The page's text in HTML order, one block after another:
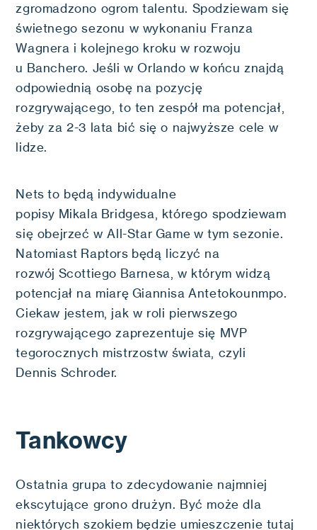
zgromadzono ogrom talentu. Spodziewam się
świetnego sezonu w wykonaniu Franza
Wagnera i kolejnego kroku w rozwoju
u Banchero. Jeśli w Orlando w końcu znajdą
odpowiednią osobę na pozycję
rozgrywającego, to ten zespół ma potencjał,
żeby za 2-3 lata bić się o najwyższe cele w
lidze.
Nets to będą indywidualne
popisy Mikala Bridgesa, którego spodziewam
się obejrzeć w All-Star Game w tym sezonie.
Natomiast Raptors będą liczyć na
rozwój Scottiego Barnesa, w którym widzą
potencjał na miarę Giannisa Antetokounmpo.
Ciekaw jestem, jak w roli pierwszego
rozgrywającego zaprezentuje się MVP
tegorocznych mistrzostw świata, czyli
Dennis Schroder.
Tankowcy
Ostatnia grupa to zdecydowanie najmniej
ekscytujące grono drużyn. Być może dla
niektórych szokiem będzie umieszczenie tutaj